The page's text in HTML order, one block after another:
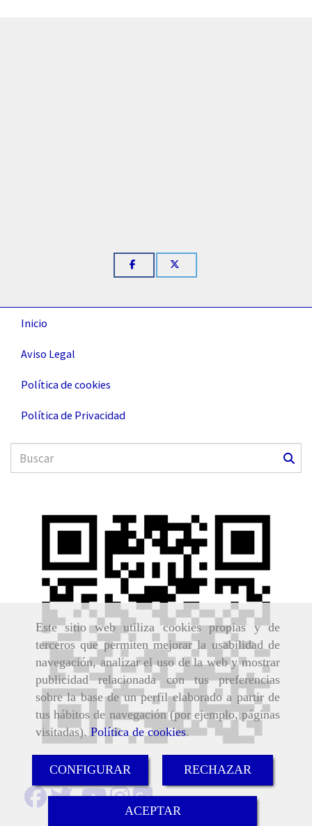
Este sitio web utiliza cookies propias y de
terceros que permiten mejorar la usabilidad de
navegación, analizar el uso de la web y mostrar
publicidad relacionada con tus preferencias
sobre la base de un perfil elaborado a partir de
tus hábitos de navegación (por ejemplo, páginas
visitadas). Política de cookies.
CONFIGURAR RECHAZAR
ACEPTAR
Inicio
Aviso Legal
Política de cookies
Política de Privacidad